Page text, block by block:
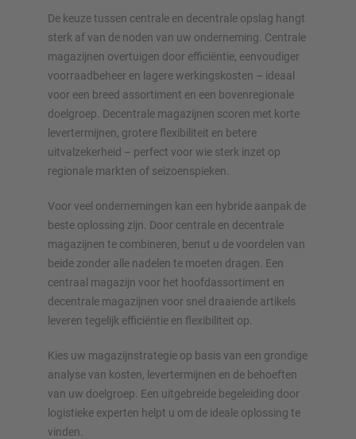
De keuze tussen centrale en decentrale opslag hangt
sterk af van de noden van uw onderneming. Centrale
magazijnen overtuigen door efficiëntie, eenvoudiger
voorraadbeheer en lagere werkingskosten – ideaal
voor een breed assortiment en een bovenregionale
doelgroep. Decentrale magazijnen scoren met korte
levertermijnen, grotere flexibiliteit en betere
uitvalzekerheid – perfect voor wie sterk inzet op
regionale markten of seizoenspieken.
Voor veel ondernemingen kan een hybride aanpak de
beste oplossing zijn. Door centrale en decentrale
magazijnen te combineren, benut u de voordelen van
beide zonder alle nadelen te moeten dragen. Een
centraal magazijn voor het hoofdassortiment en
decentrale magazijnen voor snel draaiende artikels
leveren tegelijk efficiëntie en flexibiliteit op.
Kies uw magazijnstrategie op basis van een grondige
analyse van kosten, levertermijnen en de behoeften
van uw doelgroep. Een uitgebreide begeleiding door
logistieke experten helpt u om de ideale oplossing te
vinden.